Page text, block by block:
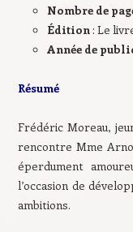
Nombre de
Édition: Le
Année de
Résumé
Frédéric Moreau,
rencontre Mme
éperdument
l’occasion de
ambitions.